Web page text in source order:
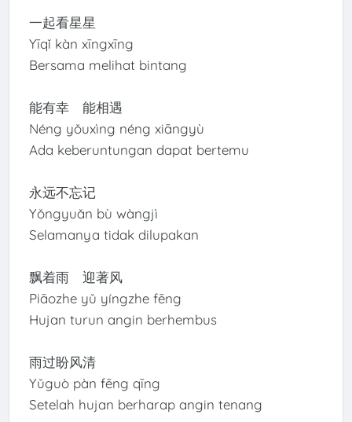
一起看星星
Yīqǐ kàn xīngxīng
Bersama melihat bintang
能有幸 能相遇
Néng yǒuxìng néng xiāngyù
Ada keberuntungan dapat bertemu
永远不忘记
Yǒngyuǎn bù wàngjì
Selamanya tidak dilupakan
飘着雨 迎著风
Piāozhe yǔ yíngzhe fēng
Hujan turun angin berhembus
雨过盼风清
Yǔguò pàn fēng qīng
Setelah hujan berharap angin tenang